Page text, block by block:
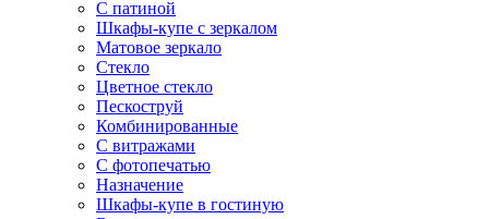
С патиной
Шкафы-купе с зеркалом
Матовое зеркало
Стекло
Цветное стекло
Пескоструй
Комбинированные
С витражами
С фотопечатью
Назначение
Шкафы-купе в гостиную